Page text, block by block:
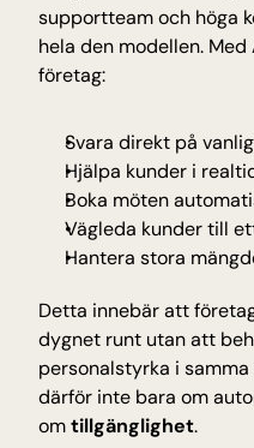
supportteam och höga
hela den modellen.
företag:
Svara direkt på
Hjälpa kunder i
Boka möten
Vägleda kunder till
Hantera stora
Detta innebär att
dygnet runt utan att
personalstyrka i
därför inte bara om
om tillgänglighet.